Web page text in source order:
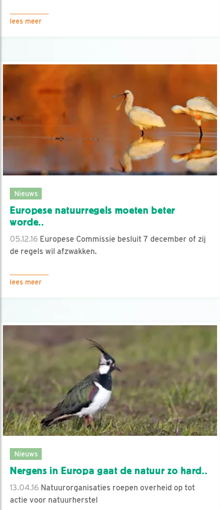
lees meer
Nieuws
Europese natuurregels moeten beter
worde..
05.12.16 Europese Commissie besluit 7 december of zij
de regels wil afzwakken.
lees meer
Nieuws
Nergens in Europa gaat de natuur zo hard..
13.04.16 Natuurorganisaties roepen overheid op tot
actie voor natuurherstel